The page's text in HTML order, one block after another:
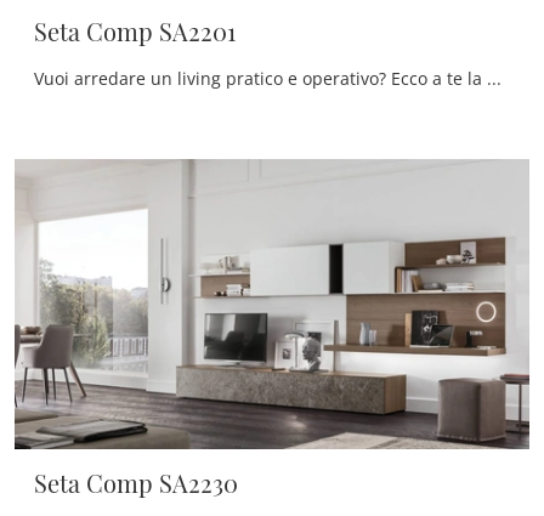
Seta Comp SA2201
Vuoi arredare un living pratico e operativo? Ecco a te la parete attrezzata Seta Comp SA2201 Maronese dalle linee decise moderne.
Seta Comp SA2230